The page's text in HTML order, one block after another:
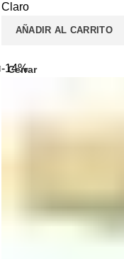
Claro
AÑADIR AL CARRITO
-14%
Cerrar